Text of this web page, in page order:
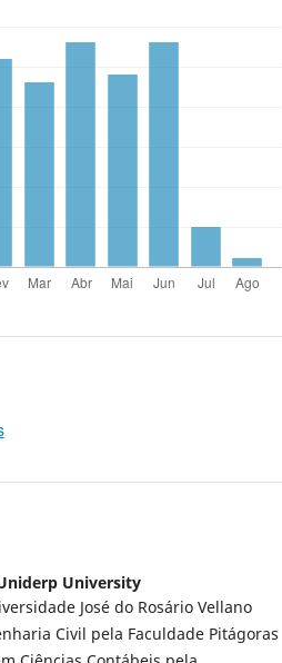
University
José do Rosário Vellano
Civil pela Faculdade Pitágoras